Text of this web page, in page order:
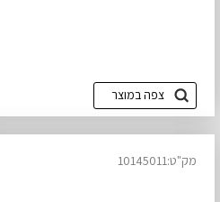
צפה במוצר
מק"ט:10145011